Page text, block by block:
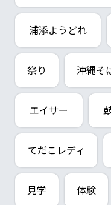
浦添ようどれ
祭り 沖縄そ
エイサー
てだこレディ
見学 体験